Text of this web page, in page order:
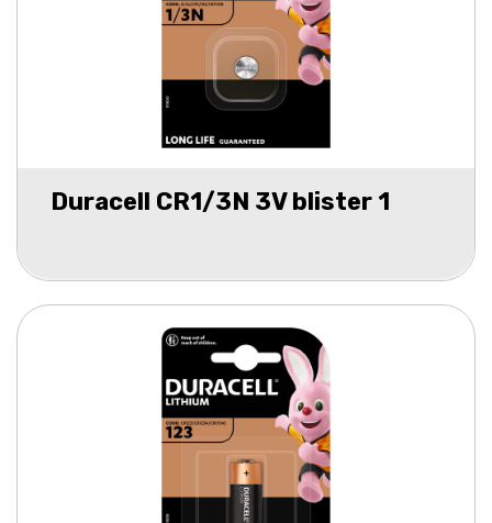
Duracell CR1/3N 3V blister 1